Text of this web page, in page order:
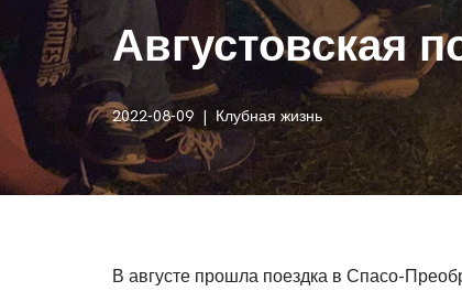
Августовская
2022-08-09 Клубная жизнь
В августе прошла поездка в Спасо-